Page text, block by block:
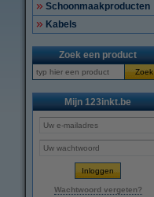
Schoonmaakproducten
Kabels
Zoek een product
Zoek
Mijn 123inkt.be
Wachtwoord vergeten?